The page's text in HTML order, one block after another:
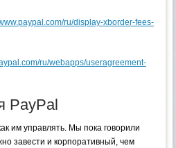
ru/display-xborder-fees-
ru/webapps/useragreement-
PayPal
им управлять. Мы пока говорили
завести и корпоративный, чем